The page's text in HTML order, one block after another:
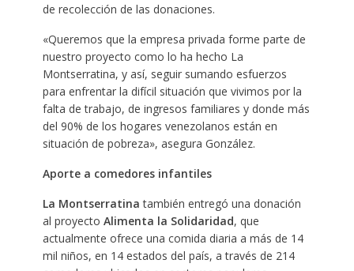
de recolección de las donaciones.
«Queremos que la empresa privada forme parte de
nuestro proyecto como lo ha hecho La
Montserratina, y así, seguir sumando esfuerzos
para enfrentar la difícil situación que vivimos por la
falta de trabajo, de ingresos familiares y donde más
del 90% de los hogares venezolanos están en
situación de pobreza», asegura González.
Aporte a comedores infantiles
La Montserratina también entregó una donación
al proyecto Alimenta la Solidaridad, que
actualmente ofrece una comida diaria a más de 14
mil niños, en 14 estados del país, a través de 214